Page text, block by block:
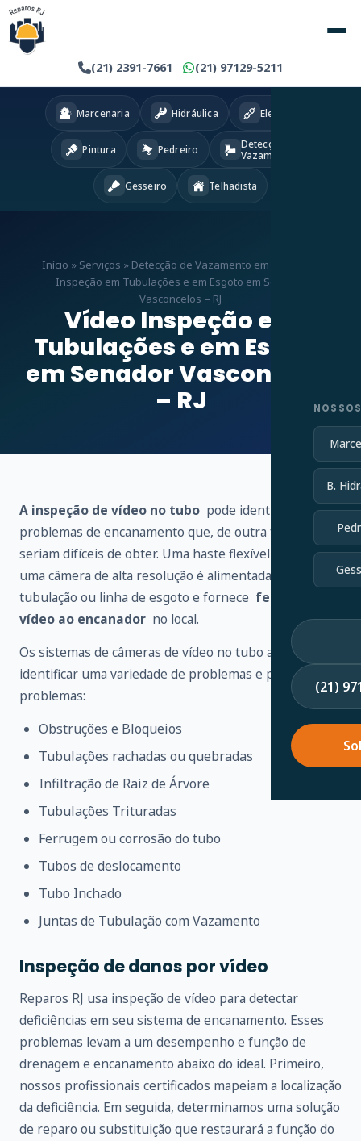
(21) 2391-7661 (21) 97129-5211
B.
(21)
Marcenaria Hidráulica Eletricista
Pintura Pedreiro
Detecção
Vazamentos
Gesseiro Telhadista
Início » Serviços » Detecção de Vazamento em RJ
Inspeção em Tubulações e em Esgoto em Senador
Vasconcelos – RJ
Vídeo Inspeção em
Tubulações e em Esgoto
em Senador Vasconcelos
– RJ
A inspeção de vídeo no tubo pode identificar vários
problemas de encanamento que, de outra forma,
seriam difíceis de obter. Uma haste flexível conectada a
uma câmera de alta resolução é alimentada através de
tubulação ou linha de esgoto e fornece feedback de
vídeo ao encanador no local.
Os sistemas de câmeras de vídeo no tubo ajudam a
identificar uma variedade de problemas e possíveis
problemas:
Obstruções e Bloqueios
Tubulações rachadas ou quebradas
Infiltração de Raiz de Árvore
Tubulações Trituradas
Ferrugem ou corrosão do tubo
Tubos de deslocamento
Tubo Inchado
Juntas de Tubulação com Vazamento
Inspeção de danos por vídeo
Reparos RJ usa inspeção de vídeo para detectar
deficiências em seu sistema de encanamento. Esses
problemas levam a um desempenho e função de
drenagem e encanamento abaixo do ideal. Primeiro,
nossos profissionais certificados mapeiam a localização
da deficiência. Em seguida, determinamos uma solução
de reparo ou substituição que restaurará a função do